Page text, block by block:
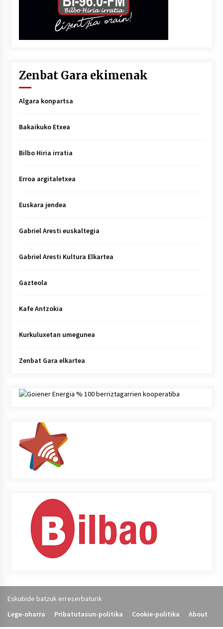
Zenbat Gara ekimenak
Algara konpartsa
Bakaikuko Etxea
Bilbo Hiria irratia
Erroa argitaletxea
Euskara jendea
Gabriel Aresti euskaltegia
Gabriel Aresti Kultura Elkartea
Gazteola
Kafe Antzokia
Kurkuluxetan umegunea
Zenbat Gara elkartea
Eskubide batzuk erreserbaturik
Lege-oharra
Pribatutasun-politika Cookie-politika About